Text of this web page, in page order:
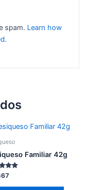
spam. Learn how
Familiar 42g